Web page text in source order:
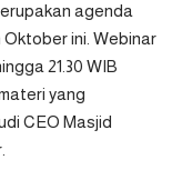
agenda
ini. Webinar
21.30 WIB
yang
CEO Masjid